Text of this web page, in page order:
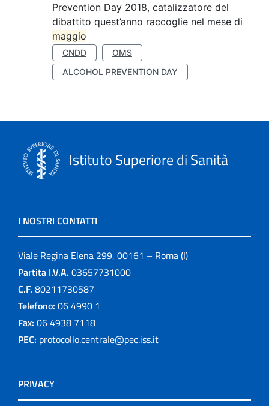
Prevention Day 2018, catalizzatore del
dibattito quest’anno raccoglie nel mese di
maggio
CNDD
OMS
ALCOHOL PREVENTION DAY
Istituto Superiore di Sanità
I NOSTRI CONTATTI
Viale Regina Elena 299, 00161 – Roma (I)
Partita I.V.A. 03657731000
C.F. 80211730587
Telefono: 06 4990 1
Fax: 06 4938 7118
PEC: protocollo.centrale@pec.iss.it
PRIVACY